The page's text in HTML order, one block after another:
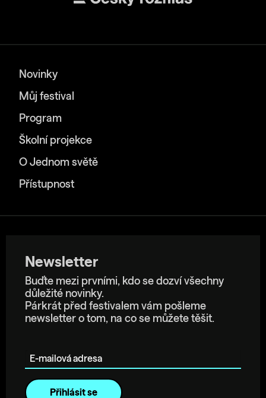
Novinky
Můj festival
Program
Školní projekce
O Jednom světě
Přístupnost
Newsletter
Buďte mezi prvními, kdo se dozví všechny
důležité novinky.
Párkrát před festivalem vám pošleme
newsletter o tom, na co se můžete těšit.